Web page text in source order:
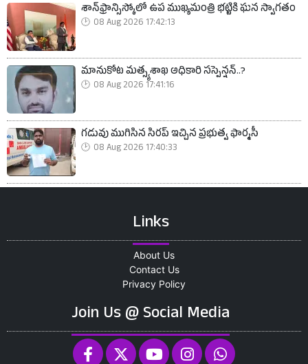
శాన్‌ఫ్రాన్సిస్కోలో ఉప ముఖ్యమంత్రి భట్టికి ఘన స్వాగతం
08 Aug 2026 17:42:13
మానుకోట మత్స్యశాఖ అధికారి సస్పెన్షన్..?
08 Aug 2026 17:41:16
గడువు ముగిసిన సిరప్‌ ఇచ్చిన ప్రభుత్వ ఫార్మసీ
08 Aug 2026 17:40:33
Links
About Us
Contact Us
Privacy Policy
Join Us @ Social Media